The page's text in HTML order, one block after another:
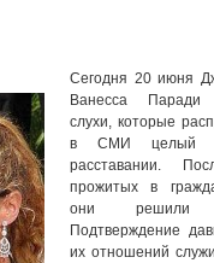
Сегодня 20 июня
Ванесса Паради
слухи, которые
в СМИ целый
расставании.
прожитых в
они решили
Подтверждение
их отношений